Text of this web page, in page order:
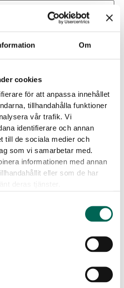
Om
cookies
för att anpassa innehållet
tillhandahålla funktioner
vår trafik. Vi
identifierare och annan
till de sociala medier och
som vi samarbetar med.
informationen med annan
eller som de har
deras tjänster.
ZUR LISTE HINZUFÜGEN
Schwarz Weiß